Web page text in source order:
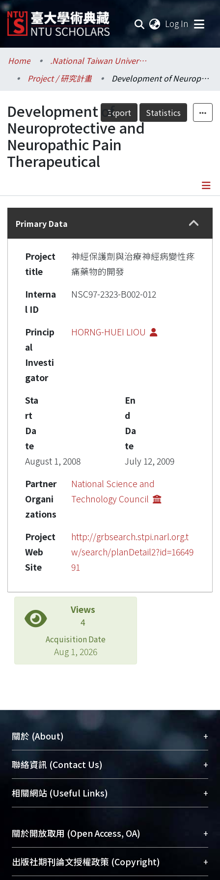
Log In
Communities & Collections
Research Outputs
Fundings & Projects
Researchers
Organizations
Home
.National Taiwan University / 國立臺灣大學
Project / 研究計畫
Development of Neuroprotective and Neuropathic Pain Therapeutical
Export Statistics
Development of
Neuroprotective and
Neuropathic Pain
Therapeutical
Details
Primary Data
Project
title
神經保護劑與治療神經病變性疼
痛藥物的開發
Interna
l ID
NSC97-2323-B002-012
Princip
al
Investi
gator
HORNG-HUEI LIOU
Sta
rt
Da
te
August 1, 2008
En
d
Da
te
July 12, 2009
Partner
Organi
zations
National Science and
Technology Council
Project
Web
Site
http://grbsearch.stpi.narl.org.t
w/search/planDetail2?id=16649
91
Views
4
Acquisition Date
Aug 1, 2026
關於 (About) +
臺大位居世界頂尖大學之列，為永久珍藏及向國際
展現本校豐碩的研究成果及學術能量，圖書館整合
機構典藏（NTUR）與學術庫（AH）不同功能平
台，成為臺大學術典藏NTU scholars。期能整合研
成果。
To permanently archive and promote researcher
profiles and scholarly works, Library integrates the
services of “NTU Repository” with “Academic
聯絡資訊 (Contact Us) +
總館學科館員(Main Library)
醫學圖書館學科館員(Medical Library)
Sciences Library)
相關網站 (Useful Links) +
關於開放取用 (Open Access, OA) +
開放取用是從使用者角度提升資訊取用性的社會運
動，應用在學術研究上是透過將研究著作公開供使
出版社期刊論文授權政策 (Copyright) +